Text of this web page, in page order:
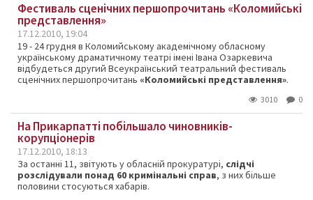
Фестиваль сценічних першопрочитань «Коломийські
представлення»
17.12.2010, 19:04
19 - 24 грудня в Коломийському академічному обласному
українському драматичному театрі імені Івана Озаркевича
відбудеться другий Всеукраїнський театральний фестиваль
сценічних першопрочитань «Коломийські представлення».
3010 0
На Прикарпатті побільшало чиновників-
корупціонерів
17.12.2010, 18:13
За останні 11, звітують у обласній прокуратурі, слідчі
розслідували понад 60 кримінальні справ, з них більше
половини стосуються хабарів.